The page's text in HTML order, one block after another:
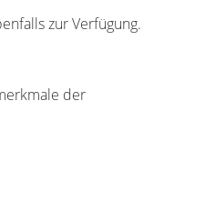
zur Verfügung.
der